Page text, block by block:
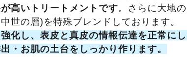
高いトリートメントです。さらに大地
世の層)を特殊ブレンドしております。
化し、表皮と真皮の情報伝達を正常に
・お肌の土台をしっかり作ります。